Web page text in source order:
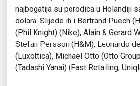
najbogatija su porodica u Holandiji
dolara. Slijede ih i Bertrand Puech
(Phil Knight) (Nike), Alain & Gerard
Stefan Persson (H&M), Leonardo
(Luxottica), Michael Otto (Otto
(Tadashi Yanai) (Fast Retailing,